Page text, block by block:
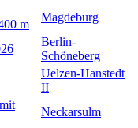
m
Magdeburg
Berlin-
Schöneberg
Uelzen-Hanstedt
II
Neckarsulm